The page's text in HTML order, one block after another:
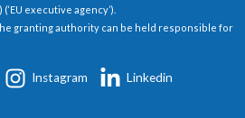
executive agency’).
granting authority can be held responsible for
Instagram Linkedin